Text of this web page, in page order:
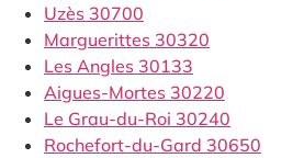
Uzès 30700
Marguerittes 30320
Les Angles 30133
Aigues-Mortes 30220
Le Grau-du-Roi 30240
Rochefort-du-Gard 30650